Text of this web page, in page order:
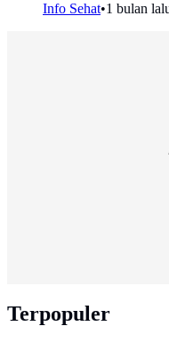
Info Sehat•1 bulan
Terpopuler